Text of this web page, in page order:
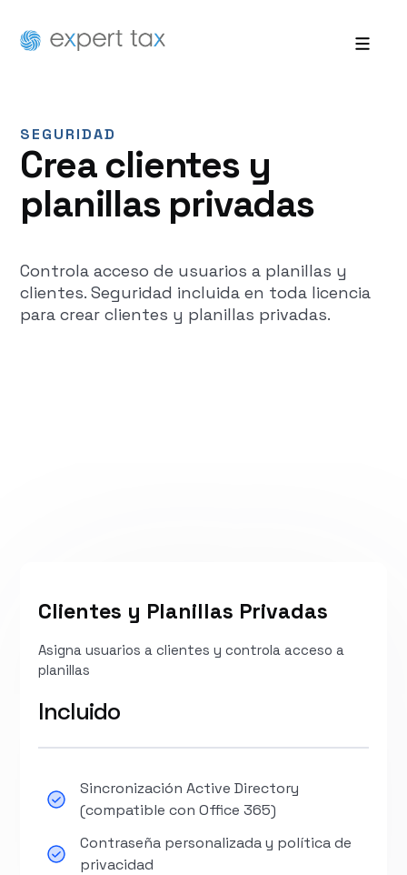
SEGURIDAD
Crea clientes y
planillas privadas
Controla acceso de usuarios a planillas y
clientes. Seguridad incluida en toda licencia
para crear clientes y planillas privadas.
Clientes y Planillas Privadas
Asigna usuarios a clientes y controla acceso a
planillas
Incluido
Sincronización Active Directory
(compatible con Office 365)
Contraseña personalizada y política de
privacidad